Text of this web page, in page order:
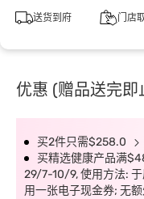
送货到府 门店
优惠 (赠品送完即
买2件只需$258.0
买精选健康产品满
29/7-10/9, 使用方法:
用一张电子现金券; 无